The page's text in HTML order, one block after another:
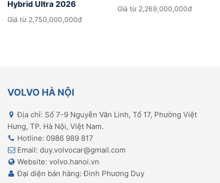
Hybrid Ultra 2026
Giá từ 2,750,000,000đ
Giá từ 2,269,000,000đ
VOLVO HÀ NỘI
Địa chỉ: Số 7-9 Nguyễn Văn Linh, Tổ 17, Phường Việt
Hưng, TP. Hà Nội, Việt Nam.
Hotline: 0986 989 817
Email: duy.volvocar@gmail.com
Website: volvo.hanoi.vn
Đại diện bán hàng: Đinh Phương Duy